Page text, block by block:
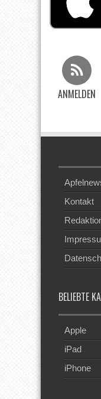
ANMELDEN
Kontakt
BELIEBTE
Apple
iPad
iPhone